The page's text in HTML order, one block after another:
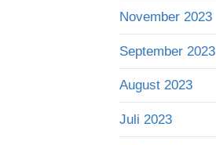
November 2023
September 2023
August 2023
Juli 2023